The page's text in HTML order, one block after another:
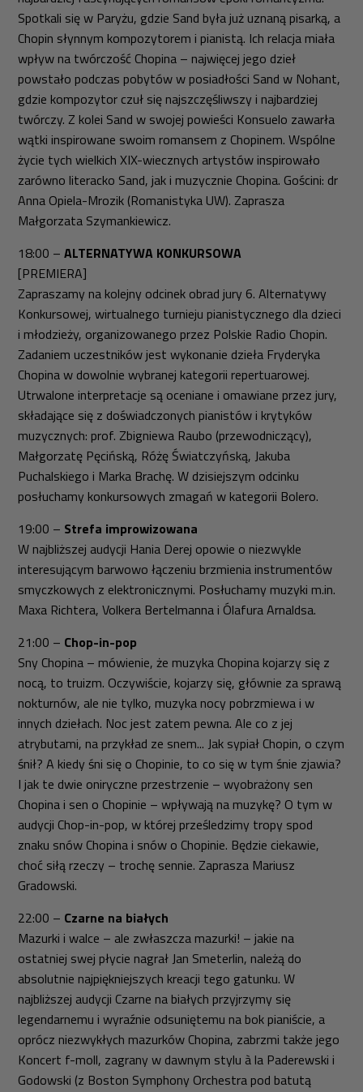
Spotkali się w Paryżu, gdzie Sand była już uznaną pisarką, a
Chopin słynnym kompozytorem i pianistą. Ich relacja miała
wpływ na twórczość Chopina – najwięcej jego dzieł
powstało podczas pobytów w posiadłości Sand w Nohant,
gdzie kompozytor czuł się najszczęśliwszy i najbardziej
twórczy. Z kolei Sand w swojej powieści Konsuelo zawarła
wątki inspirowane swoim romansem z Chopinem. Wspólne
życie tych wielkich XIX-wiecznych artystów inspirowało
zarówno literacko Sand, jak i muzycznie Chopina. Gościni: dr
Anna Opiela-Mrozik (Romanistyka UW). Zaprasza
Małgorzata Szymankiewicz.
18:00 –ALTERNATYWA KONKURSOWA
[PREMIERA]
Zapraszamy na kolejny odcinek obrad jury 6. Alternatywy
Konkursowej, wirtualnego turnieju pianistycznego dla dzieci
i młodzieży, organizowanego przez Polskie Radio Chopin.
Zadaniem uczestników jest wykonanie dzieła Fryderyka
Chopina w dowolnie wybranej kategorii repertuarowej.
Utrwalone interpretacje są oceniane i omawiane przez jury,
składające się z doświadczonych pianistów i krytyków
muzycznych: prof. Zbigniewa Raubo (przewodniczący),
Małgorzatę Pęcińską, Różę Światczyńską, Jakuba
Puchalskiego i Marka Brachę. W dzisiejszym odcinku
posłuchamy konkursowych zmagań w kategorii Bolero.
19:00 – Strefa improwizowana
W najbliższej audycji Hania Derej opowie o niezwykle
interesującym barwowo łączeniu brzmienia instrumentów
smyczkowych z elektronicznymi. Posłuchamy muzyki m.in.
Maxa Richtera, Volkera Bertelmanna i Ólafura Arnaldsa.
21:00 – Chop-in-pop
Sny Chopina – mówienie, że muzyka Chopina kojarzy się z
nocą, to truizm. Oczywiście, kojarzy się, głównie za sprawą
nokturnów, ale nie tylko, muzyka nocy pobrzmiewa i w
innych dziełach. Noc jest zatem pewna. Ale co z jej
atrybutami, na przykład ze snem... Jak sypiał Chopin, o czym
śnił? A kiedy śni się o Chopinie, to co się w tym śnie zjawia?
I jak te dwie oniryczne przestrzenie – wyobrażony sen
Chopina i sen o Chopinie – wpływają na muzykę? O tym w
audycji Chop-in-pop, w której prześledzimy tropy spod
znaku snów Chopina i snów o Chopinie. Będzie ciekawie,
choć siłą rzeczy – trochę sennie. Zaprasza Mariusz
Gradowski.
22:00 – Czarne na białych
Mazurki i walce – ale zwłaszcza mazurki! – jakie na
ostatniej swej płycie nagrał Jan Smeterlin, należą do
absolutnie najpiękniejszych kreacji tego gatunku. W
najbliższej audycji Czarne na białych przyjrzymy się
legendarnemu i wyraźnie odsuniętemu na bok pianiście, a
oprócz niezwykłych mazurków Chopina, zabrzmi także jego
Koncert f-moll, zagrany w dawnym stylu à la Paderewski i
Godowski (z Boston Symphony Orchestra pod batutą